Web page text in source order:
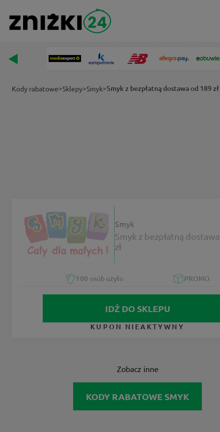
Kody rabatowe>Sklepy>Smyk>Smyk z bezpłatną dostawa od 189 zł
Smyk
Smyk z bezpłatną
zł
100 osób użyło PROMO
IDŹ DO SKLEPU
KUPON NIEAKTYWNY
Zobacz inne
KODY RABATOWE SMYK